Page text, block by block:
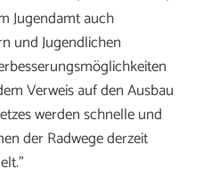
Jugendamt auch
und Jugendlichen
Verweis auf den Ausbau
werden schnelle und
der Radwege derzeit